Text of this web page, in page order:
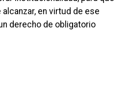
en virtud de ese
derecho de obligatorio